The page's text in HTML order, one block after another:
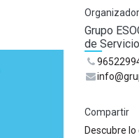
Organizador
Grupo
de
Compartir
Descubre